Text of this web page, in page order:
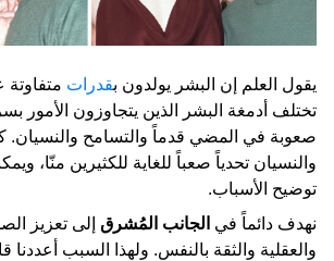
يقول العلم إن البشر يولدون بقدرات متفاوتة
تختلف أدمغة البشر الذين يتجاوزون الأمور
صعوبة في المضي قدماً والتسامح والنسيان.
والنسيان تحدياً صعباً للغاية للكثيرين منّا،
توضيح الأسباب.
نهدف دائماً في الجانب المُشرق إلى تعزيز
والعقلية والثقة بالنفس. ولهذا السبب أعددنا